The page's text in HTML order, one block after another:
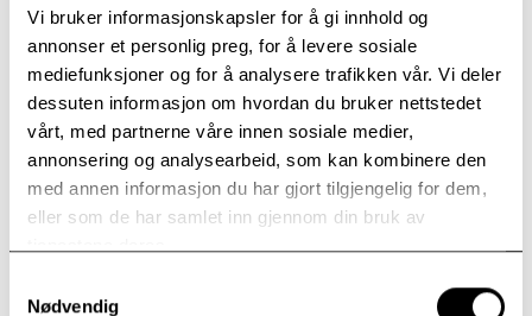
Vi bruker informasjonskapsler for å gi innhold og
annonser et personlig preg, for å levere sosiale
mediefunksjoner og for å analysere trafikken vår. Vi deler
dessuten informasjon om hvordan du bruker nettstedet
vårt, med partnerne våre innen sosiale medier,
annonsering og analysearbeid, som kan kombinere den
med annen informasjon du har gjort tilgjengelig for dem,
eller som de har samlet inn gjennom din bruk av
Nødvendig
– Noen kritiske røster har ment at den nye regjeringens
satsing gikk til pleie av såkalte ”psykiske forkjølelser”. Medfører
dette riktighet?
– Det er en grov fordreining av fakta. Det er ikke lettere å
behandle pasienter med 10-20 års sykehistorie innen
psykoselidelser. Vi har eksempelvis pasienter som har
vært feildiagnostisert med psykose, men som egentlig har
posttraumatisk stresslidelse. Dette er lidelser som
– Nei, mange av disse pasientene trenger innleggelse over